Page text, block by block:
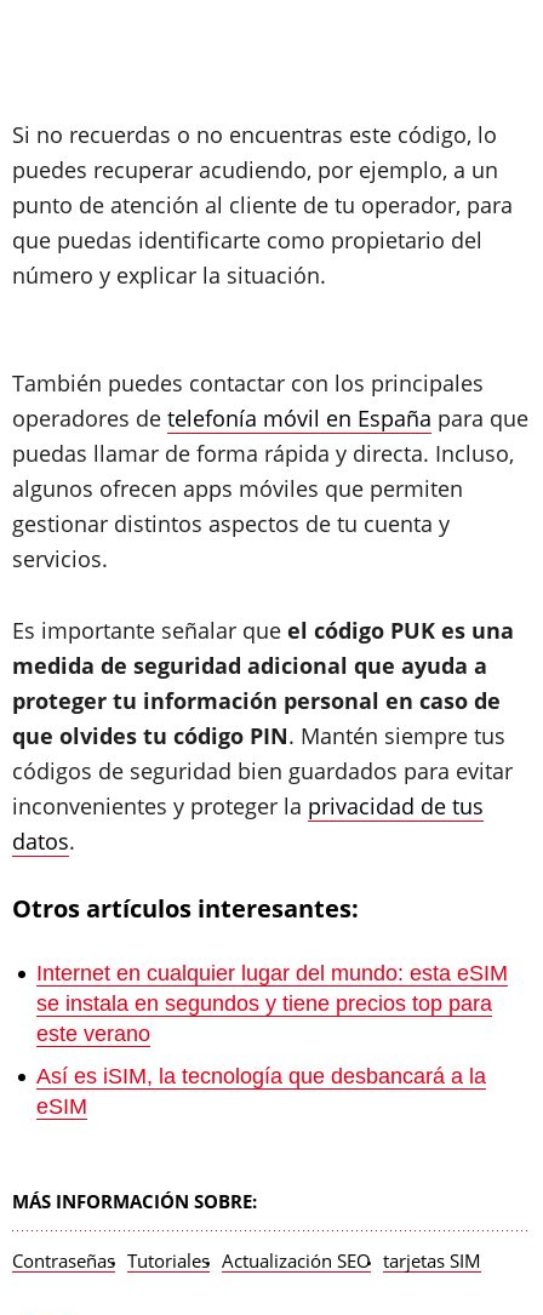
Si no recuerdas o no encuentras este código, lo
puedes recuperar acudiendo, por ejemplo, a un
punto de atención al cliente de tu operador, para
que puedas identificarte como propietario del
número y explicar la situación.
También puedes contactar con los principales
operadores de telefonía móvil en España para que
puedas llamar de forma rápida y directa. Incluso,
algunos ofrecen apps móviles que permiten
gestionar distintos aspectos de tu cuenta y
servicios.
Es importante señalar que el código PUK es una
medida de seguridad adicional que ayuda a
proteger tu información personal en caso de
que olvides tu código PIN. Mantén siempre tus
códigos de seguridad bien guardados para evitar
inconvenientes y proteger la privacidad de tus
datos.
Otros artículos interesantes:
Internet en cualquier lugar del mundo: esta eSIM
se instala en segundos y tiene precios top para
este verano
Así es iSIM, la tecnología que desbancará a la
eSIM
MÁS INFORMACIÓN SOBRE:
Contraseñas Tutoriales Actualización SEO tarjetas SIM